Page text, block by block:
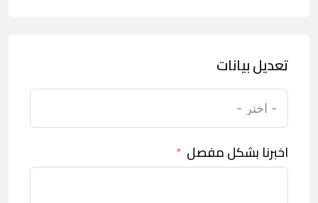
تعديل بيانات
اخبرنا بشكل مفصل